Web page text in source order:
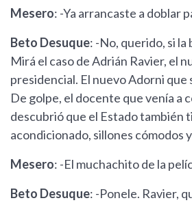
Mesero: -Ya arrancaste a doblar
Beto Desuque: -No, querido, si la
Mirá el caso de Adrián Ravier, el
presidencial. El nuevo Adorni que
De golpe, el docente que venía a
descubrió que el Estado también
acondicionado, sillones cómodos
Mesero: -El muchachito de la
Beto Desuque: -Ponele. Ravier,